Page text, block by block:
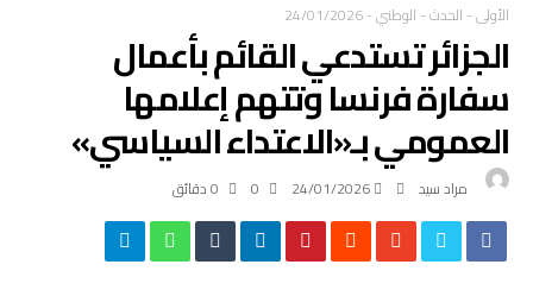
الأولى- الحدث- الوطني-
24/01/2026
الجزائر تستدعي القائم بأعمال
سفارة فرنسا وتتهم إعلامها
العمومي بـ«الاعتداء السياسي»
مراد سيد 24/01/2026 0 ‫دقائق‬